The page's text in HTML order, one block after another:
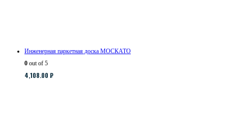
Инженерная паркетная доска МОСКАТО
0 out of 5
4,108.00 ₽